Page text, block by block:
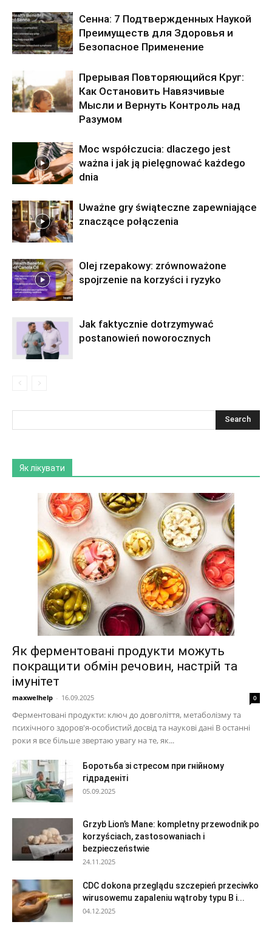
Сенна: 7 Подтвержденных Наукой
Преимуществ для Здоровья и
Безопасное Применение
Прерывая Повторяющийся Круг:
Как Остановить Навязчивые
Мысли и Вернуть Контроль над
Разумом
Moc współczucia: dlaczego jest
ważna i jak ją pielęgnować każdego
dnia
Uważne gry świąteczne zapewniające
znaczące połączenia
Olej rzepakowy: zrównoważone
spojrzenie na korzyści i ryzyko
Jak faktycznie dotrzymywać
postanowień noworocznych
Як лікувати
Як ферментовані продукти можуть
покращити обмін речовин, настрій та
імунітет
maxwelhelp - 16.09.2025 0
Ферментовані продукти: ключ до довголіття, метаболізму та
психічного здоров'я-особистий досвід та наукові дані В останні
роки я все більше звертаю увагу на те, як...
Боротьба зі стресом при гнійному
гідраденіті
05.09.2025
Grzyb Lion’s Mane: kompletny przewodnik po
korzyściach, zastosowaniach i
bezpieczeństwie
24.11.2025
CDC dokona przeglądu szczepień przeciwko
wirusowemu zapaleniu wątroby typu B i...
04.12.2025